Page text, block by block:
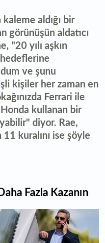
aldığı bir
görünüşün aldatıcı
"20 yılı aşkın
ve şunu
kişiler her zaman en
Ferrari ile
kullanan bir
diyor. Rae,
kuralını ise şöyle
Fazla Kazanın